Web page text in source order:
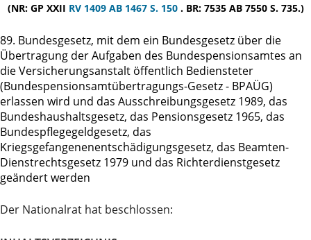
(NR: GP XXII RV 1409 AB 1467 S. 150 . BR: 7535 AB 7550 S. 735.)
89. Bundesgesetz, mit dem ein Bundesgesetz über die
Übertragung der Aufgaben des Bundespensionsamtes an
die Versicherungsanstalt öffentlich Bediensteter
(Bundespensionsamtübertragungs-Gesetz - BPAÜG)
erlassen wird und das Ausschreibungsgesetz 1989, das
Bundeshaushaltsgesetz, das Pensionsgesetz 1965, das
Bundespflegegeldgesetz, das
Kriegsgefangenenentschädigungsgesetz, das Beamten-
Dienstrechtsgesetz 1979 und das Richterdienstgesetz
geändert werden
Der Nationalrat hat beschlossen: